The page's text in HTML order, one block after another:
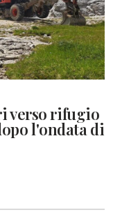
verso rifugio
l'ondata di